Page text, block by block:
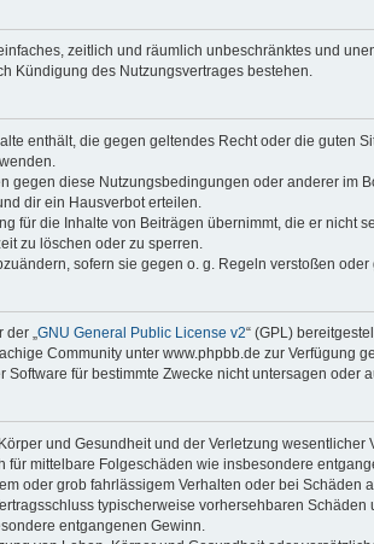
zeitlich und räumlich unbeschränktes und
Kündigung des Nutzungsvertrages bestehen.
enthält, die gegen geltendes Recht oder die guten
gegen diese Nutzungsbedingungen oder anderer im
dir ein Hausverbot erteilen.
für die Inhalte von Beiträgen übernimmt, die er nicht
zu löschen oder zu sperren.
sofern sie gegen o. g. Regeln verstoßen
der „GNU General Public License v2“ (GPL)
Community unter www.phpbb.de zur Verfügung
für bestimmte Zwecke nicht untersagen oder
und Gesundheit und der Verletzung
mittelbare Folgeschäden wie insbesondere
oder grob fahrlässigem Verhalten oder bei
typischerweise vorhersehbaren
entgangenen Gewinn.